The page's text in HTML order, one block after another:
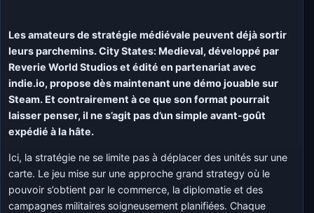
Les amateurs de stratégie médiévale peuvent déjà sortir
leurs parchemins. City States: Medieval, développé par
Reverie World Studios et édité en partenariat avec
indie.io, propose dès maintenant une démo jouable sur
Steam. Et contrairement à ce que son format pourrait
laisser penser, il ne s’agit pas d’un simple avant-goût
expédié à la hâte.
Ici, la stratégie ne se limite pas à déplacer des unités sur une
carte. Le jeu mise sur une approche grand strategy où le
pouvoir s’obtient par le commerce, la diplomatie et des
campagnes militaires soigneusement planifiées. Chaque